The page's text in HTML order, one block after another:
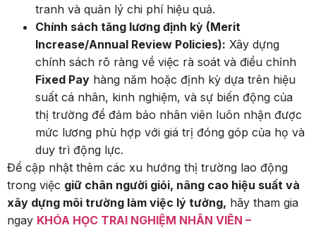
tranh và quản lý chi phí hiệu quả.
Chính sách tăng lương định kỳ (Merit
Increase/Annual Review Policies): Xây dựng
chính sách rõ ràng về việc rà soát và điều chỉnh
Fixed Pay hàng năm hoặc định kỳ dựa trên hiệu
suất cá nhân, kinh nghiệm, và sự biến động của
thị trường để đảm bảo nhân viên luôn nhận được
mức lương phù hợp với giá trị đóng góp của họ và
duy trì động lực.
Để cập nhật thêm các xu hướng thị trường lao động
trong việc giữ chân người giỏi, nâng cao hiệu suất và
xây dựng môi trường làm việc lý tưởng, hãy tham gia
ngay KHÓA HỌC TRAI NGHIỆM NHÂN VIÊN –